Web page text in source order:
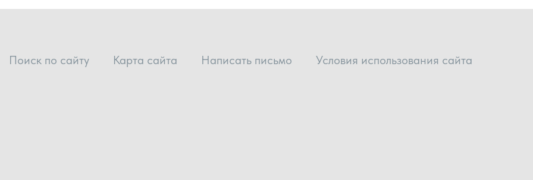
Поиск по сайту Карта сайта Написать письмо Условия использования сайта